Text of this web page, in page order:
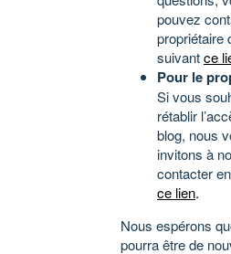
pouvez
propriétaire
suivantce
Pour le
Si vous
rétablir
blog, nous
invitons à
contacter
ce lien.
Nous espérons
pourra être de